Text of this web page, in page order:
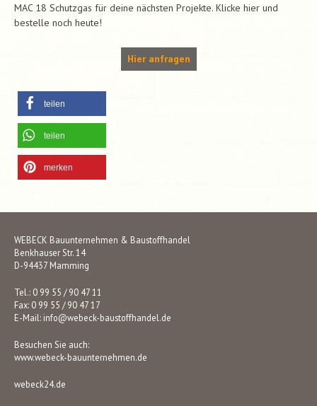
MAC 18 Schutzgas für deine nächsten Projekte. Klicke hier und
bestelle noch heute!
Hier anfragen
teilen
teilen
merken
WEBECK Bauunternehmen & Baustoffhandel
Benkhauser Str. 14
D-94437 Mamming
Tel.: 0 99 55 / 90 47 11
Fax: 0 99 55 / 90 47 17
E-Mail: info@webeck-baustoffhandel.de
Besuchen Sie auch:
www.webeck-bauunternehmen.de
webeck24.de